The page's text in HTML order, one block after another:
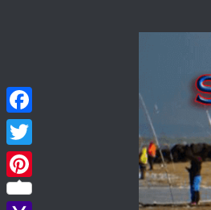
Facebook
Twitter
Pinterest